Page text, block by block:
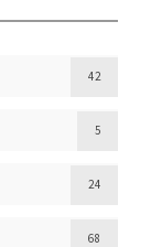
42
5
24
68